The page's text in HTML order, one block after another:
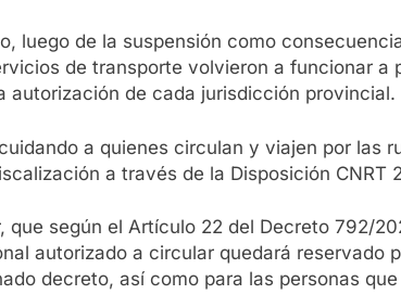
luego de la suspensión como
de transporte volvieron a funcionar
autorización de cada jurisdicción provincial.
a quienes circulan y viajen por las
a través de la Disposición CNRT
que según el Artículo 22 del Decreto 792/
autorizado a circular quedará
decreto, así como para las personas